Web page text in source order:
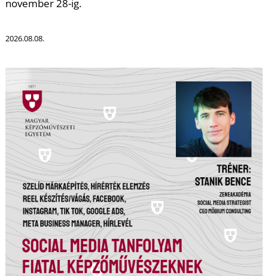
november 28-ig.
2026.08.08.